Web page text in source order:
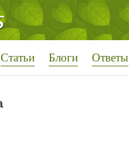
Статьи Блоги Ответы